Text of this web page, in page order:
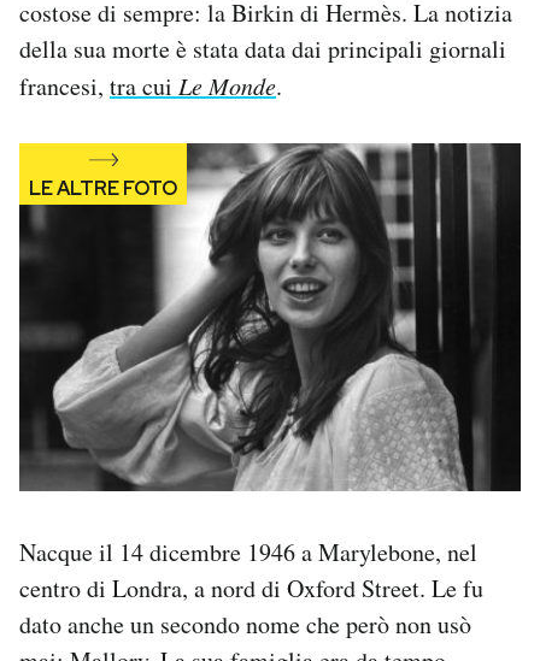
Esci
costose di sempre: la Birkin di Hermès. La notizia
della sua morte è stata data dai principali giornali
francesi, tra cui Le Monde.
Nacque il 14 dicembre 1946 a Marylebone, nel
centro di Londra, a nord di Oxford Street. Le fu
dato anche un secondo nome che però non usò